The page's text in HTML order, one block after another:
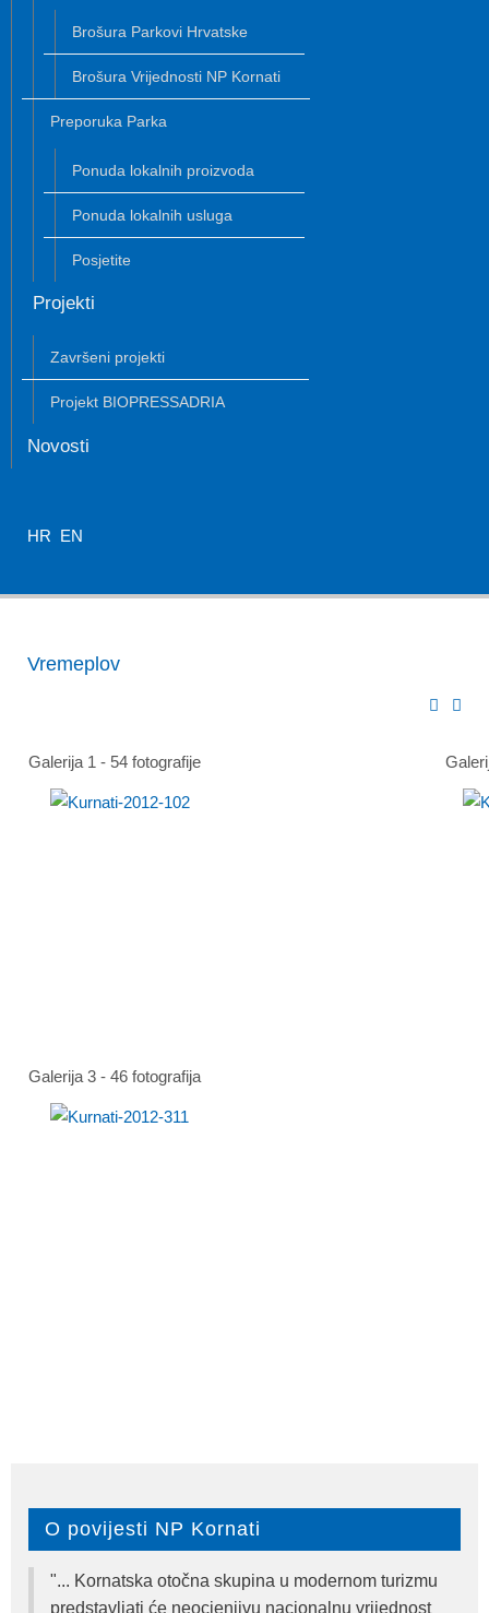
Brošura Parkovi Hrvatske
Brošura Vrijednosti NP Kornati
Preporuka Parka
Ponuda lokalnih proizvoda
Ponuda lokalnih usluga
Posjetite
Projekti
Završeni projekti
Projekt BIOPRESSADRIA
Novosti
HR EN
Vremeplov
Galerija 1 - 54 fotografije
Galerija 3 - 46 fotografija
O povijesti NP Kornati
"... Kornatska otočna skupina u modernom turizmu
predstavljati će neocjenjivu nacionalnu vrijednost